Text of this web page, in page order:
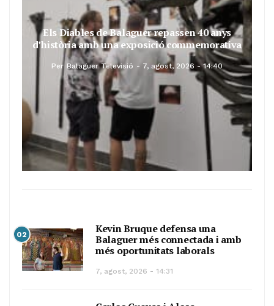
Els Diables de Balaguer repassen 40 anys
d’història amb una exposició commemorativa
Per Balaguer Televisió 7, agost, 2026 - 14:40
02
Kevin Bruque defensa una
Balaguer més connectada i amb
més oportunitats laborals
7, agost, 2026 - 14:31